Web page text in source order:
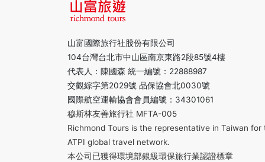
山富國際旅行社股份有限公司
104台灣台北市中山區南京東路2段85號4樓
代表人：陳國森 統一編號：22888987
交觀綜字第2029號 品保協會北0030號
國際航空運輸協會會員編號：34301061
穆斯林友善旅行社 MFTA-005
Richmond Tours is the representative in Taiwan for
ATPI global travel network.
本公司已獲得環境部銀級環保旅行業認證標章